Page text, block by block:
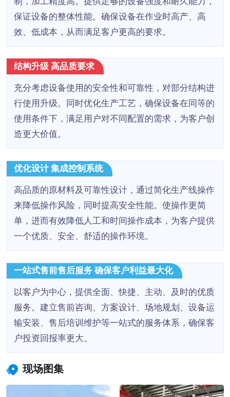
保证设备的整体性能。确保设备在作业时高产、高
效、低成本，从而满足客户更高的要求。
结构升级 高品质要求
充分考虑设备使用的安全性和可靠性，对部分结构进
行使用升级。同时优化生产工艺，确保设备在同等的
使用条件下，满足用户对不同配置的需求，为客户创
造更大价值。
优化设计 集成控制系统
高品质的原材料及可靠性设计，通过简化生产线操作
来降低操作风险，同时提高安全性能。使操作更简
单，进而有效降低人工和时间操作成本，为客户提供
一个优质、安全、舒适的操作环境。
一站式售前售后服务 确保客户利益最大化
以客户为中心，提供全面、快捷、主动、及时的优质
服务。建立售前咨询、方案设计、场地规划、设备运
输安装、售后培训维护等一站式的服务体系，确保客
户投资回报率更大。
现场图集